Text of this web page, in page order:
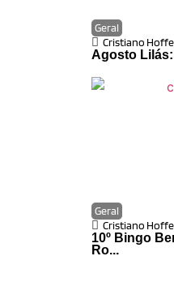
Geral
Cristiano
Agosto Lilás:
Geral
Cristiano
10º Bingo
Ro...